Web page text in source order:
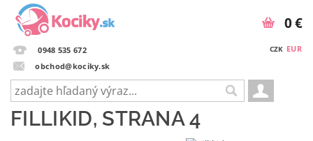
0948 535 672
obchod@kociky.sk
CZK EUR
0 €
FILLIKID, STRANA 4